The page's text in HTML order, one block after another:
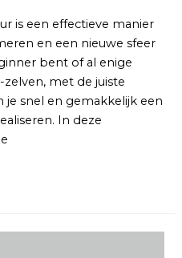
is een effectieve manier
en een nieuwe sfeer
bent of al enige
met de juiste
snel en gemakkelijk een
In deze